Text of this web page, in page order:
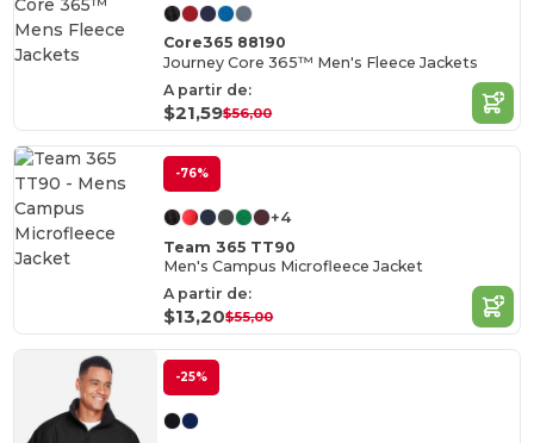
Core365 88190
Journey Core 365™ Men's Fleece Jackets
A partir de:
$21,59$56,00
-76%
+4
Team 365 TT90
Men's Campus Microfleece Jacket
A partir de:
$13,20$55,00
-25%